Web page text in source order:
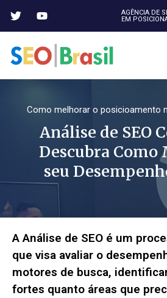
AGÊNCIA DE
EM
Como melhorar o posicioamento
Análise de SEO
Descubra
seu
A Análise de SEO é um
que visa avaliar o
motores de busca,
fortes quanto áreas que